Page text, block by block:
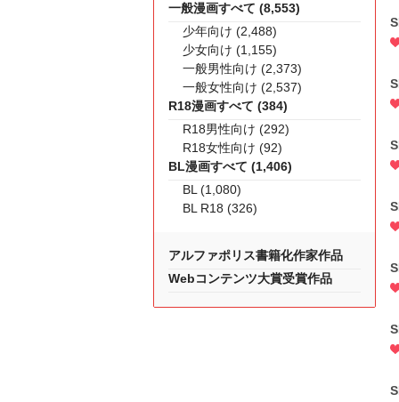
一般漫画すべて (8,553)
少年向け (2,488)
少女向け (1,155)
一般男性向け (2,373)
一般女性向け (2,537)
R18漫画すべて (384)
R18男性向け (292)
R18女性向け (92)
BL漫画すべて (1,406)
BL (1,080)
BL R18 (326)
アルファポリス書籍化作家作品
Webコンテンツ大賞受賞作品